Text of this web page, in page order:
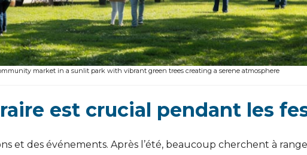
market in a sunlit park with vibrant green trees creating a serene atmosphere
est crucial pendant les
et des événements. Après l’été, beaucoup cherchent à